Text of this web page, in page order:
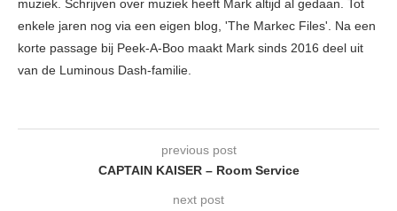
muziek. Schrijven over muziek heeft Mark altijd al gedaan. Tot
enkele jaren nog via een eigen blog, 'The Markec Files'. Na een
korte passage bij Peek-A-Boo maakt Mark sinds 2016 deel uit
van de Luminous Dash-familie.
previous post
CAPTAIN KAISER – Room Service
next post